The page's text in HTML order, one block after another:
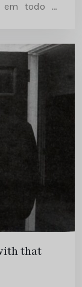
em todo o
that